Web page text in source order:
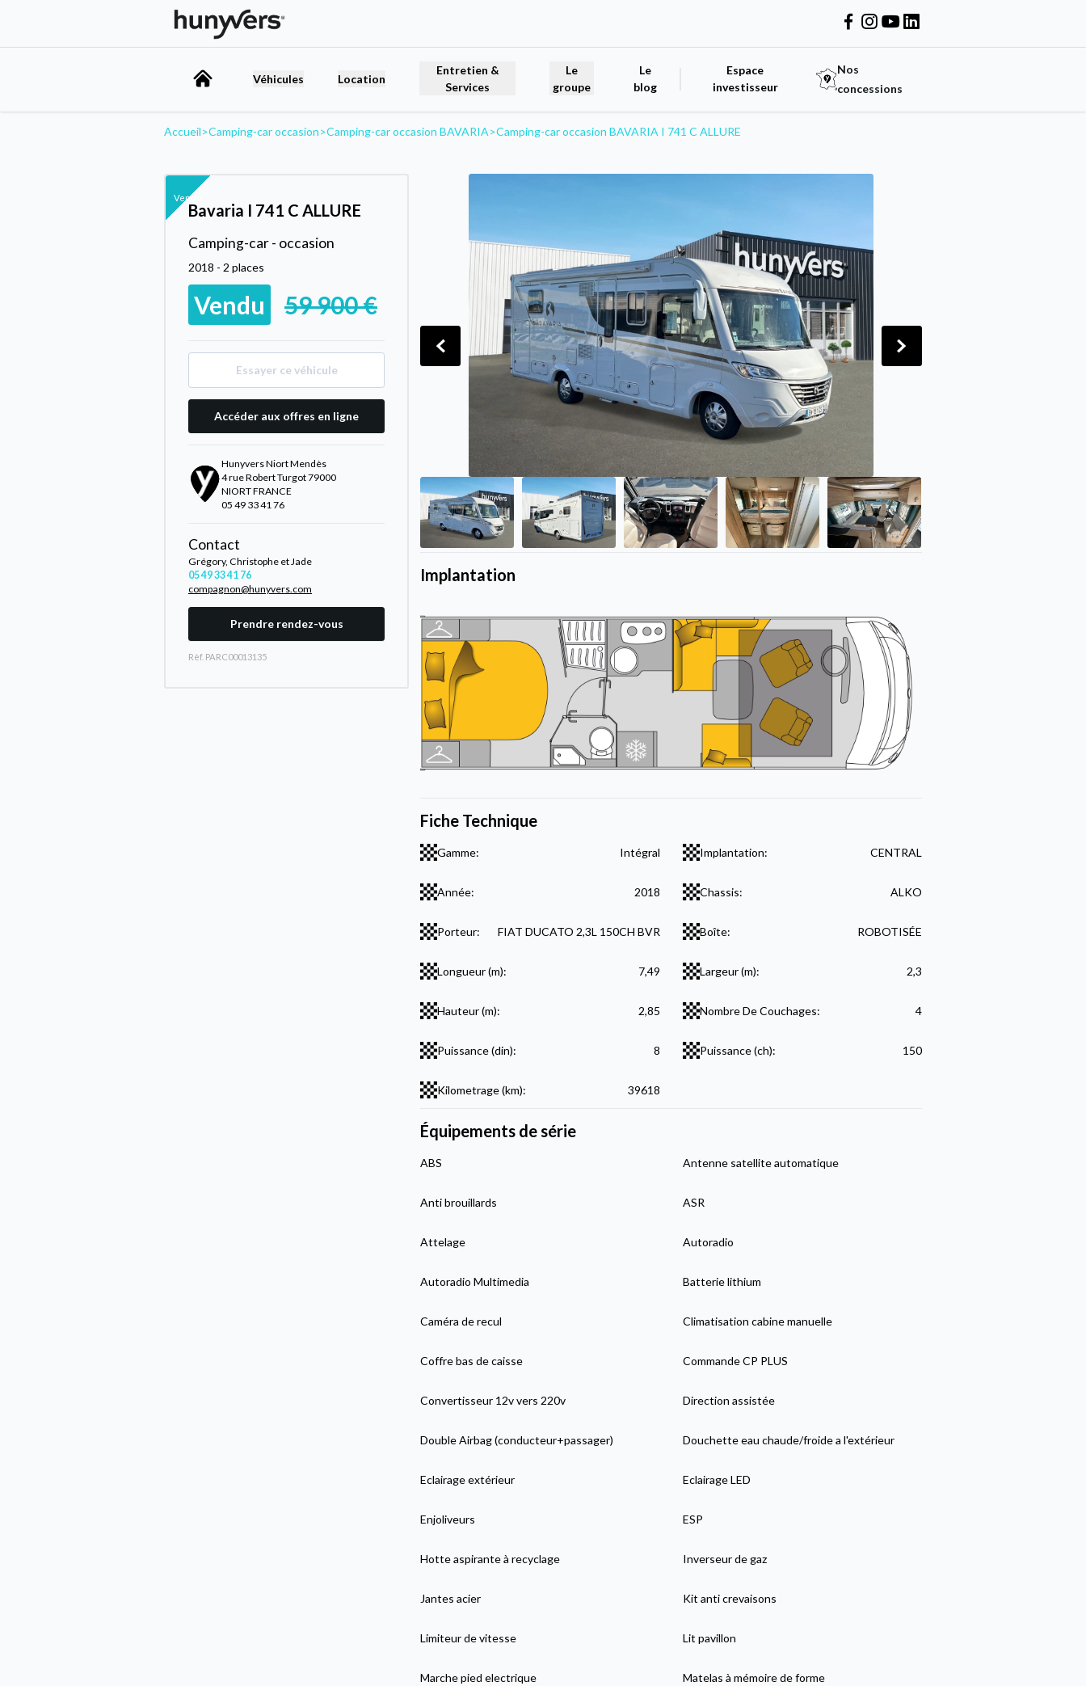
Véhicules Location
Entretien &
Services
Le
groupe
Le
blog
Espace
investisseur
Nos
concessions
Accueil>Camping-car occasion>Camping-car occasion BAVARIA>Camping-car occasion BAVARIA I 741 C ALLURE
Vendu
Bavaria I 741 C ALLURE
Camping-car - occasion
2018 - 2 places
Vendu 59 900 €
Essayer ce véhicule
Accéder aux offres en ligne
Hunyvers Niort Mendès
4 rue Robert Turgot 79000
NIORT FRANCE
05 49 33 41 76
Contact
Grégory, Christophe et Jade
05 49 33 41 76
compagnon@hunyvers.com
Prendre rendez-vous
Rèf. PARC00013135
Implantation
Fiche Technique
Gamme: Intégral Implantation: CENTRAL
Année: 2018 Chassis: ALKO
Porteur: FIAT DUCATO 2,3L 150CH BVR Boîte: ROBOTISÉE
Longueur (m): 7,49 Largeur (m): 2,3
Hauteur (m): 2,85 Nombre De Couchages: 4
Puissance (din): 8 Puissance (ch): 150
Kilometrage (km): 39618
Équipements de série
ABS Antenne satellite automatique
Anti brouillards ASR
Attelage Autoradio
Autoradio Multimedia Batterie lithium
Caméra de recul Climatisation cabine manuelle
Coffre bas de caisse Commande CP PLUS
Convertisseur 12v vers 220v Direction assistée
Double Airbag (conducteur+passager) Douchette eau chaude/froide a l'extérieur
Eclairage extérieur Eclairage LED
Enjoliveurs ESP
Hotte aspirante à recyclage Inverseur de gaz
Jantes acier Kit anti crevaisons
Limiteur de vitesse Lit pavillon
Marche pied electrique Matelas à mémoire de forme